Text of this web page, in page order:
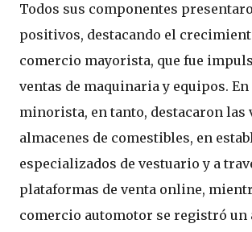
Todos sus componentes
positivos, destacando el
comercio mayorista, que fue
ventas de maquinaria y equipos.
minorista, en tanto, destacaron las
almacenes de comestibles, en
especializados de vestuario y a
plataformas de venta online,
comercio automotor se registró un